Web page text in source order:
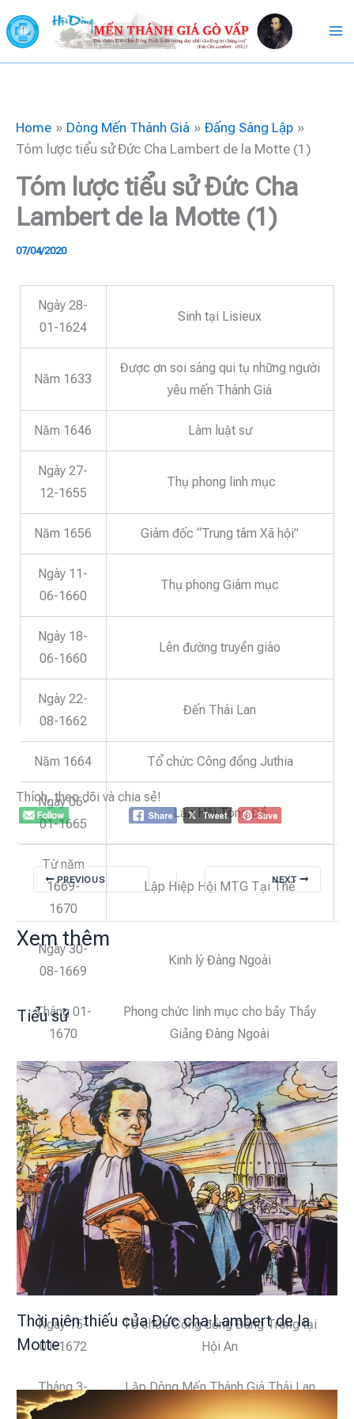
to
content
Home Dòng Mến Thánh Giá
Đấng Sáng Lập
Tóm lược tiểu sử Đức Cha Lambert de la Motte (1)
Tóm lược tiểu sử Đức Cha
Lambert de la Motte (1)
07/04/2020
Ngày 28-
01-1624
Sinh tại Lisieux
Năm 1633
Được ơn soi sáng qui tụ những người
yêu mến Thánh Giá
Năm 1646 Làm luật sư
Ngày 27-
12-1655
Thụ phong linh mục
Năm 1656 Giám đốc “Trung tâm Xã hội”
Ngày 11-
06-1660
Thụ phong Giám mục
Ngày 18-
06-1660
Lên đường truyền giáo
Ngày 22-
08-1662
Đến Thái Lan
Năm 1664 Tổ chức Công đồng Juthia
Ngày 06-
01-1665
Lập Hội Tông Đồ
Từ năm
1669-
1670
Lập Hiệp Hội MTG Tại Thế
Ngày 30-
08-1669
Kinh lý Đàng Ngoài
Tháng 01-
1670
Phong chức linh mục cho bảy Thầy
Giảng Đàng Ngoài
Ngày 14-
02-1670
Tổ chức Công đồng Đàng Ngoài tại
Phố Hiến
Ngày 19-
02-1670
Lập Dòng Mến Thánh Giá tại Bái
Vàng và Kiên Lao, Đàng Ngoài
Ngày 01-
09-1671
Kinh lý Đàng Trong lần I
Tháng 12-
Lập Dòng Mến Thánh Giá tại An Chỉ,
Quảng Ngãi, Đàng Trong
Ngày 15-
01-1672
Tổ chức Công đồng Đàng Trong tại
Hội An
Tháng 3-
1672
Lập Dòng Mến Thánh Giá Thái Lan
tại Juthia
Thích, theo dõi và chia sẻ!
PREVIOUS NEXT
Xem thêm
Tiểu sử
Thời niên thiếu của Đức cha Lambert de la
Motte